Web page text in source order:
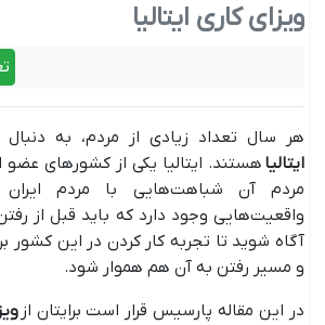
ویزای کاری ایتالیا
هر سال تعداد زیادی از مردم، به دنبال
ایتالیا هستند. ایتالیا یکی از کشورهای عضو
مردم آن شباهت‌هایی با مردم ایران
واقعیت‌هایی وجود دارد که باید قبل از
آگاه شوید تا تجربه کار کردن در این کشور
و مسیر رفتن به آن هم هموار شود.
در این مقاله پارسیس قرار است برایتان از